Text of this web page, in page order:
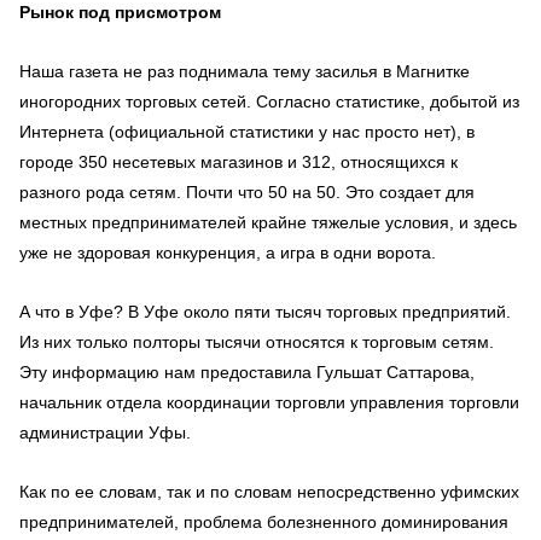
Рынок под присмотром
Наша газета не раз поднимала тему засилья в Магнитке
иногородних торговых сетей. Согласно статистике, добытой из
Интернета (официальной статистики у нас просто нет), в
городе 350 несетевых магазинов и 312, относящихся к
разного рода сетям. Почти что 50 на 50. Это создает для
местных предпринимателей крайне тяжелые условия, и здесь
уже не здоровая конкуренция, а игра в одни ворота.
А что в Уфе? В Уфе около пяти тысяч торговых предприятий.
Из них только полторы тысячи относятся к торговым сетям.
Эту информацию нам предоставила Гульшат Саттарова,
начальник отдела координации торговли управления торговли
администрации Уфы.
Как по ее словам, так и по словам непосредственно уфимских
предпринимателей, проблема болезненного доминирования